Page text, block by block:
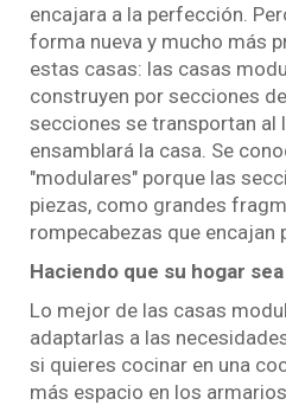
encajara a la perfección.
forma nueva y mucho más
estas casas: las casas
construyen por secciones
secciones se transportan al
ensamblará la casa. Se
"modulares" porque las
piezas, como grandes
rompecabezas que encajan
Haciendo que su hogar
Lo mejor de las casas
adaptarlas a las
si quieres cocinar en una
más espacio en los